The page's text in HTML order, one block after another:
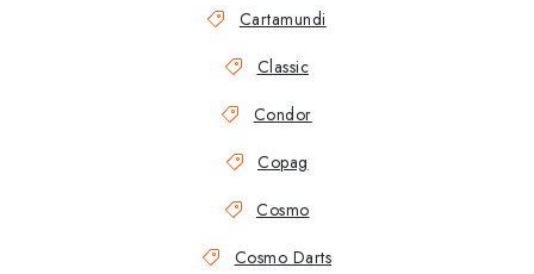
Cartamundi
Classic
Condor
Copag
Cosmo
Cosmo Darts